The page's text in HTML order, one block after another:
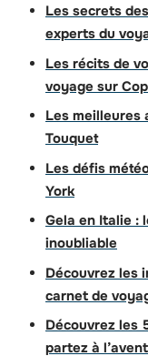
Les secrets
experts du
Les récits de
voyage sur
Les meilleures
Touquet
Les défis
York
Gela en Italie :
inoubliable
Découvrez les
carnet de
Découvrez les
partez à